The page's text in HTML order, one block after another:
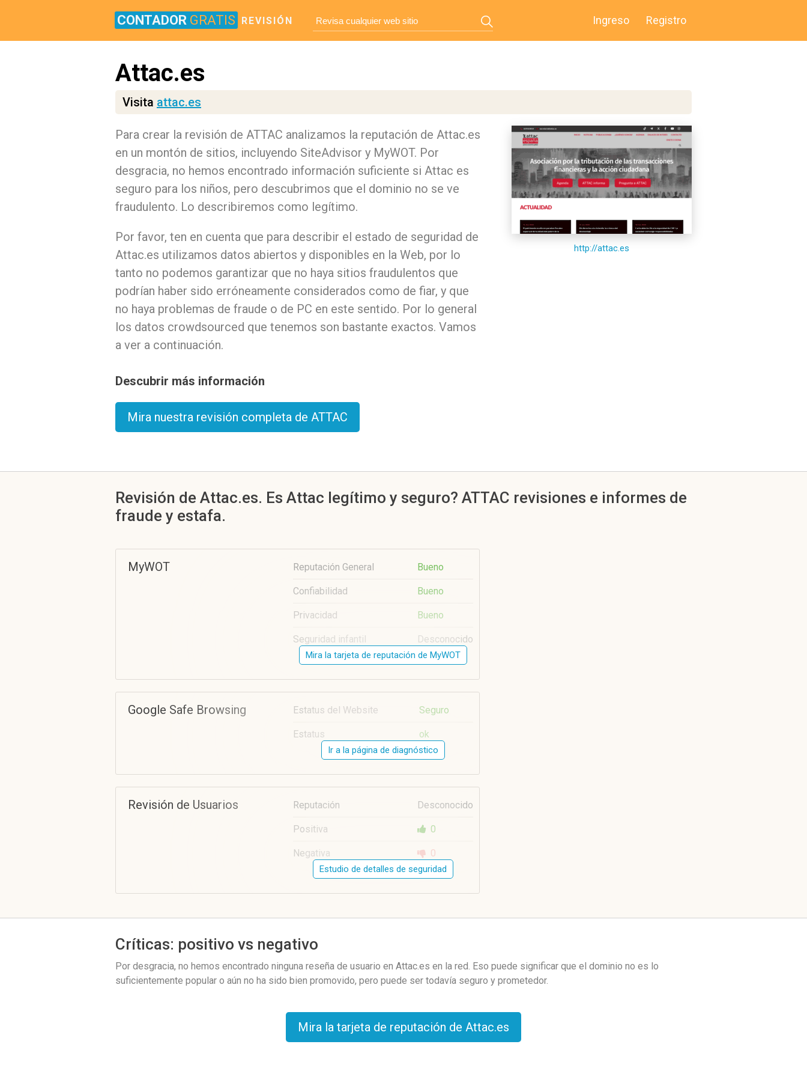
CONTADOR GRATIS REVISIÓN Ingreso Registro
Attac.es
Visita attac.es
Para crear la revisión de ATTAC analizamos la reputación de Attac.es
en un montón de sitios, incluyendo SiteAdvisor y MyWOT. Por
desgracia, no hemos encontrado información suficiente si Attac es
seguro para los niños, pero descubrimos que el dominio no se ve
fraudulento. Lo describiremos como legítimo.
Por favor, ten en cuenta que para describir el estado de seguridad de
Attac.es utilizamos datos abiertos y disponibles en la Web, por lo
tanto no podemos garantizar que no haya sitios fraudulentos que
podrían haber sido erróneamente considerados como de fiar, y que
no haya problemas de fraude o de PC en este sentido. Por lo general
los datos crowdsourced que tenemos son bastante exactos. Vamos
a ver a continuación.
Descubrir más información
Mira nuestra revisión completa de ATTAC
http://attac.es
Revisión de Attac.es. Es Attac legítimo y seguro? ATTAC revisiones e informes de
fraude y estafa.
MyWOT Reputación General Bueno
Confiabilidad Bueno
Privacidad Bueno
Seguridad infantil Desconocido
Mira la tarjeta de reputación de MyWOT
Google Safe Browsing Estatus del Website Seguro
Estatus ok
Ir a la página de diagnóstico
Revisión de Usuarios Reputación Desconocido
Positiva 0
Negativa 0
Estudio de detalles de seguridad
Críticas: positivo vs negativo
Por desgracia, no hemos encontrado ninguna reseña de usuario en Attac.es en la red. Eso puede significar que el dominio no es lo
suficientemente popular o aún no ha sido bien promovido, pero puede ser todavía seguro y prometedor.
Mira la tarjeta de reputación de Attac.es